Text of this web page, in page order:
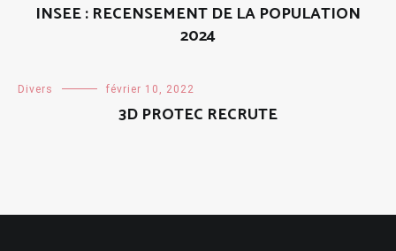
INSEE : RECENSEMENT DE LA POPULATION
2024
Divers février 10, 2022
3D PROTEC RECRUTE